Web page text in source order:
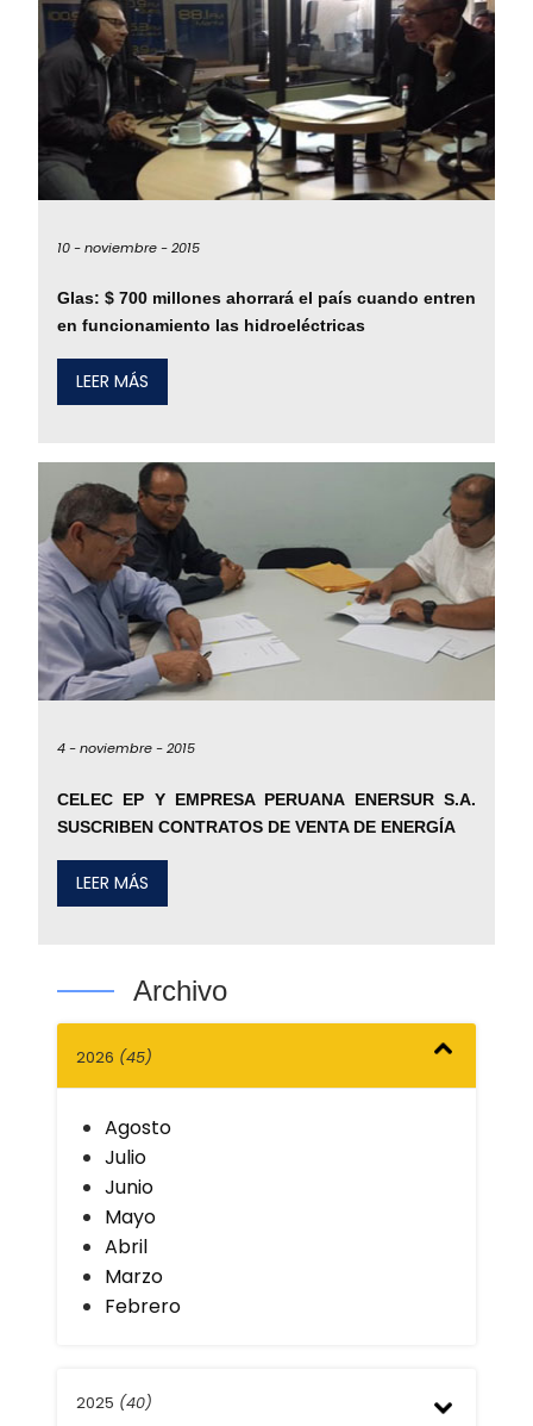
10 -noviembre -2015
Glas: $ 700 millones ahorrará el país cuando entren
en funcionamiento las hidroeléctricas
LEER MÁS
4 -noviembre -2015
CELEC EP Y EMPRESA PERUANA ENERSUR S.A.
SUSCRIBEN CONTRATOS DE VENTA DE ENERGÍA
LEER MÁS
Archivo
2026 (45)
Agosto
Julio
Junio
Mayo
Abril
Marzo
Febrero
2025 (40)